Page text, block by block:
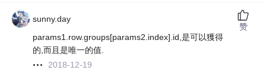
sunny.day
params1.row.groups[params2.index].id,是可以獲得
的,而且是唯一的值.
2018-12-19
赞